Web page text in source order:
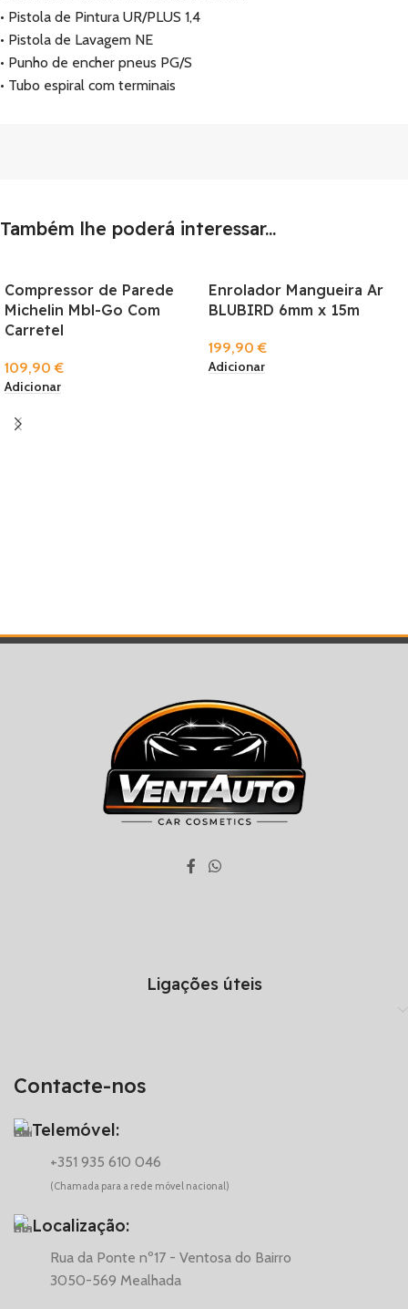
• Pistola de Pintura UR/PLUS 1,4
• Pistola de Lavagem NE
• Punho de encher pneus PG/S
• Tubo espiral com terminais
Também lhe poderá interessar...
Compressor de Parede
Michelin Mbl-Go Com
Carretel
109,90€
Adicionar
Enrolador Mangueira Ar
BLUBIRD 6mm x 15m
199,90€
Adicionar
Contacte-nos
Telemóvel:
+351 935 610 046
(Chamada para a rede móvel nacional)
Localização:
Rua da Ponte nº17 - Ventosa do Bairro
3050-569 Mealhada
Ligações úteis